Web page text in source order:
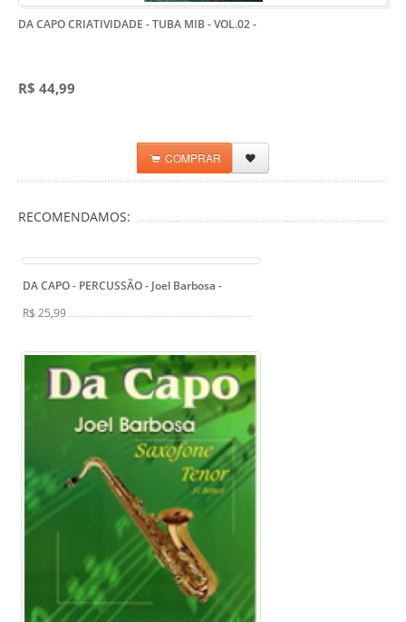
DA CAPO CRIATIVIDADE - TUBA MIB - VOL.02-
R$ 44,99
COMPRAR
RECOMENDAMOS:
DA CAPO - PERCUSSÃO - Joel Barbosa -
R$ 25,99